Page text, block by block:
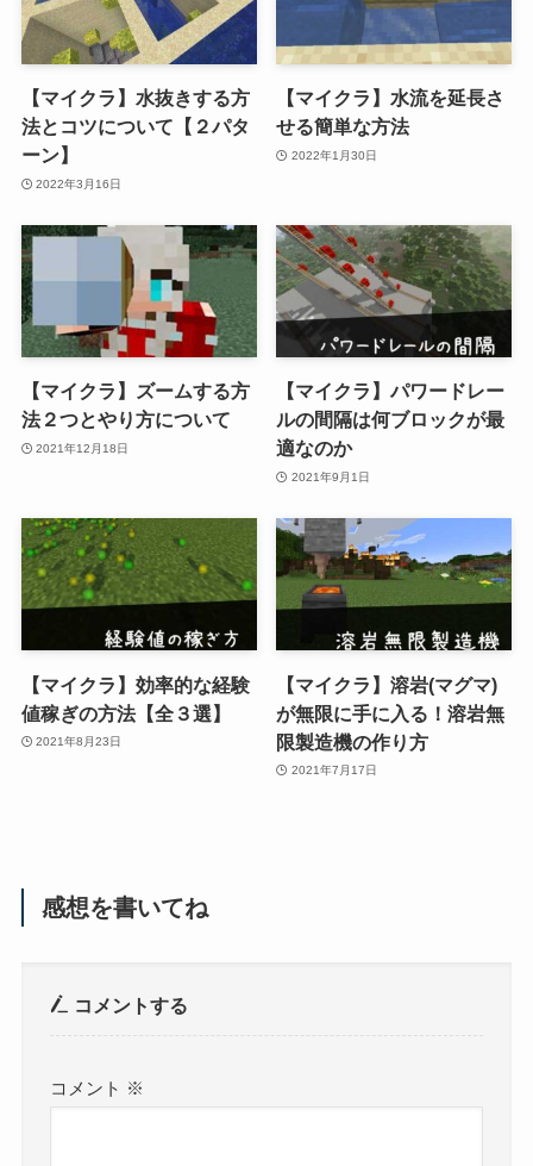
【マイクラ】水抜きする方
法とコツについて【２パタ
ーン】
2022年3月16日
【マイクラ】水流を延長さ
せる簡単な方法
2022年1月30日
【マイクラ】ズームする方
法２つとやり方について
2021年12月18日
【マイクラ】パワードレー
ルの間隔は何ブロックが最
適なのか
2021年9月1日
【マイクラ】効率的な経験
値稼ぎの方法【全３選】
2021年8月23日
【マイクラ】溶岩(マグマ)
が無限に手に入る！溶岩無
限製造機の作り方
2021年7月17日
感想を書いてね
コメントする
コメント ※